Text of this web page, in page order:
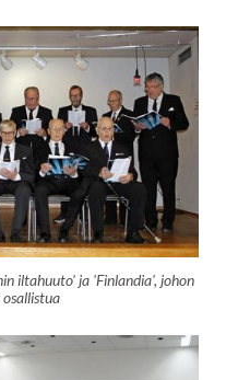
iltahuuto' ja 'Finlandia', johon